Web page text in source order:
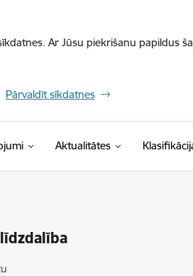
Ar Jūsu piekrišanu papildus
Pārvaldīt sīkdatnes
Aktualitātes